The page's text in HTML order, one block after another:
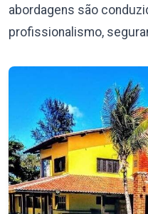
abordagens são
profissionalismo,